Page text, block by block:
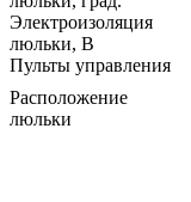
Электроизоляция
люльки, В
Пульты управления
Расположение
люльки